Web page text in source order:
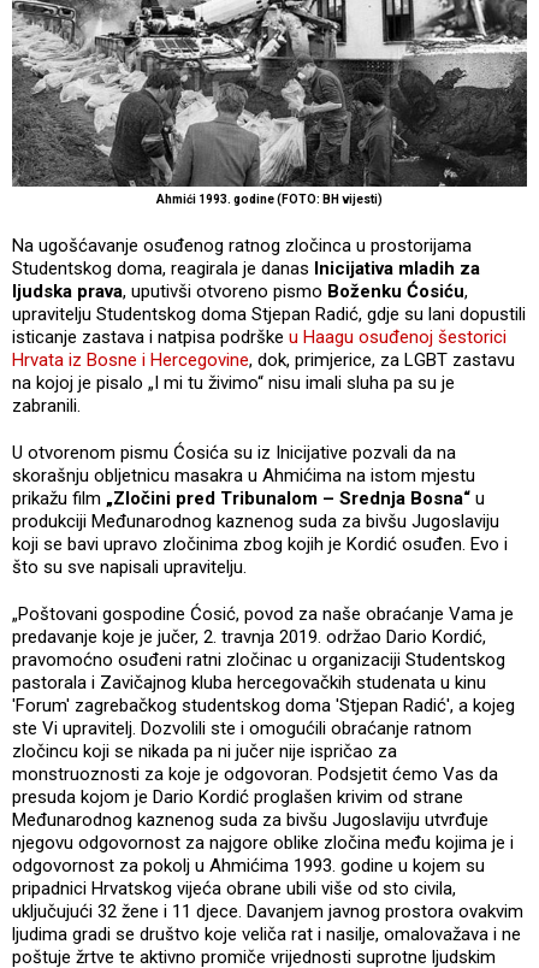
Ahmići 1993. godine (FOTO: BH vijesti)
Na ugošćavanje osuđenog ratnog zločinca u prostorijama
Studentskog doma, reagirala je danas Inicijativa mladih za
ljudska prava, uputivši otvoreno pismo Boženku Ćosiću,
upravitelju Studentskog doma Stjepan Radić, gdje su lani dopustili
isticanje zastava i natpisa podrške u Haagu osuđenoj šestorici
Hrvata iz Bosne i Hercegovine, dok, primjerice, za LGBT zastavu
na kojoj je pisalo „I mi tu živimo“ nisu imali sluha pa su je
zabranili.
U otvorenom pismu Ćosića su iz Inicijative pozvali da na
skorašnju obljetnicu masakra u Ahmićima na istom mjestu
prikažu film „Zločini pred Tribunalom – Srednja Bosna“ u
produkciji Međunarodnog kaznenog suda za bivšu Jugoslaviju
koji se bavi upravo zločinima zbog kojih je Kordić osuđen. Evo i
što su sve napisali upravitelju.
„Poštovani gospodine Ćosić, povod za naše obraćanje Vama je
predavanje koje je jučer, 2. travnja 2019. održao Dario Kordić,
pravomoćno osuđeni ratni zločinac u organizaciji Studentskog
pastorala i Zavičajnog kluba hercegovačkih studenata u kinu
'Forum' zagrebačkog studentskog doma 'Stjepan Radić', a kojeg
ste Vi upravitelj. Dozvolili ste i omogućili obraćanje ratnom
zločincu koji se nikada pa ni jučer nije ispričao za
monstruoznosti za koje je odgovoran. Podsjetit ćemo Vas da
presuda kojom je Dario Kordić proglašen krivim od strane
Međunarodnog kaznenog suda za bivšu Jugoslaviju utvrđuje
njegovu odgovornost za najgore oblike zločina među kojima je i
odgovornost za pokolj u Ahmićima 1993. godine u kojem su
pripadnici Hrvatskog vijeća obrane ubili više od sto civila,
uključujući 32 žene i 11 djece. Davanjem javnog prostora ovakvim
ljudima gradi se društvo koje veliča rat i nasilje, omalovažava i ne
poštuje žrtve te aktivno promiče vrijednosti suprotne ljudskim